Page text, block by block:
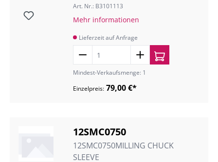
Art. Nr.: B3101113
Mehr informationen
Lieferzeit auf Anfrage
Mindest-Verkaufsmenge: 1
Einzelpreis: 79,00 €*
12SMC0750
12SMC0750MILLING CHUCK
SLEEVE